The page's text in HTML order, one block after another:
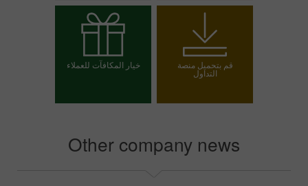
افتح حسابا تجريبيا
قم بتحميل منصة
التداول
خيار المكافآت للعملاء
Other company news